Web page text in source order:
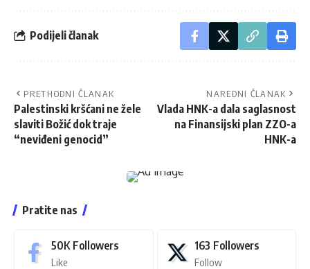
Podijeli članak
PRETHODNI ČLANAK
Palestinski kršćani ne žele
slaviti Božić dok traje
“neviđeni genocid”
NAREDNI ČLANAK
Vlada HNK-a dala saglasnost
na Finansijski plan ZZO-a
HNK-a
Pratite nas
50K Followers
Like
163 Followers
Follow